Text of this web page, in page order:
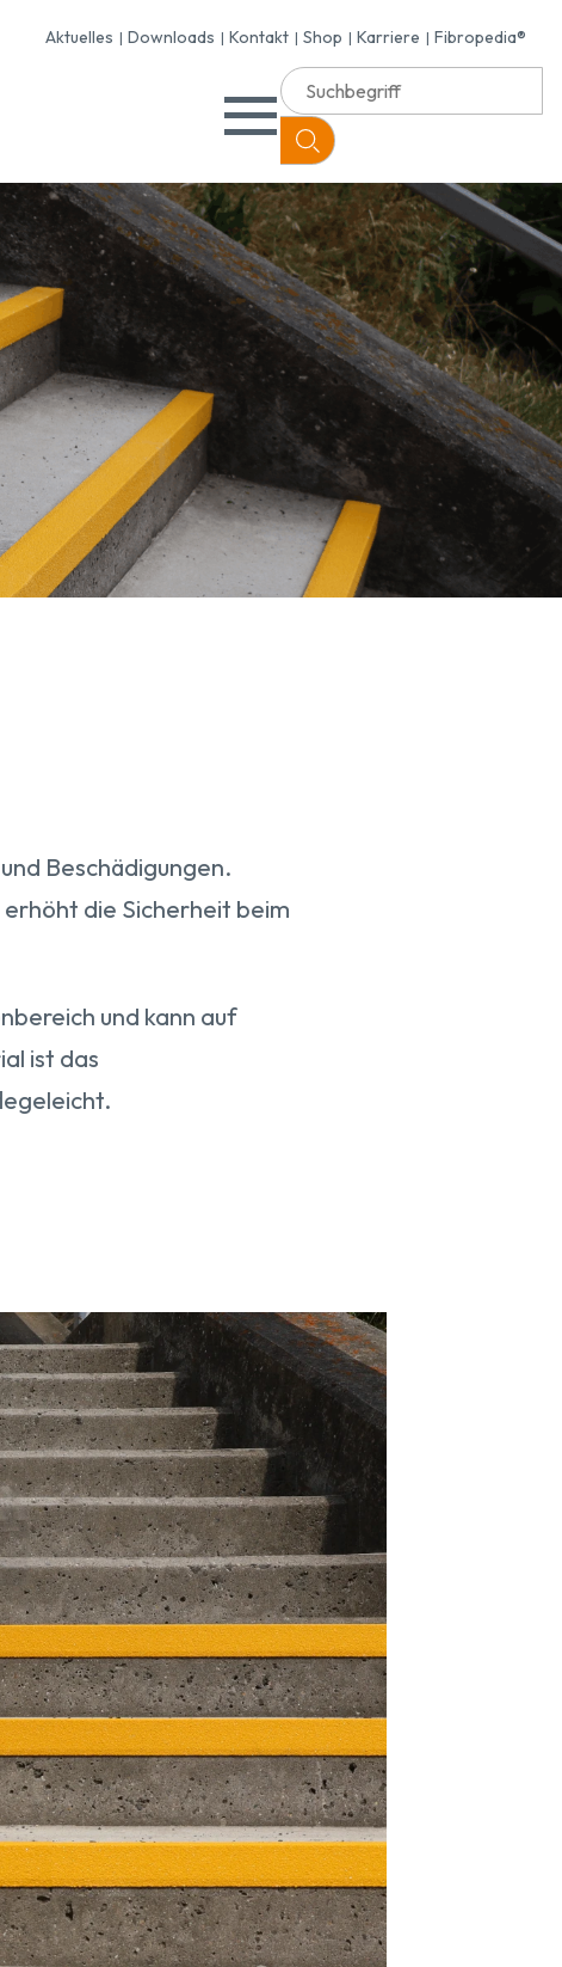
Aktuelles Downloads Kontakt Shop Karriere Fibropedia®
Beschädigungen.
die Sicherheit beim
und kann auf
ist das